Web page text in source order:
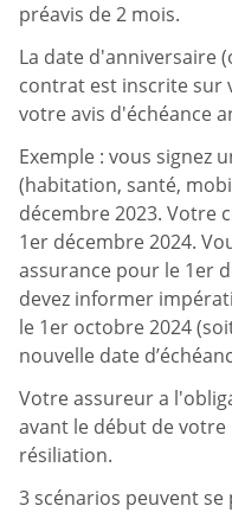
préavis de 2 mois.
La date d'anniversaire
contrat est inscrite sur
votre avis d'échéance
Exemple : vous signez
(habitation, santé,
décembre 2023. Votre
1er décembre 2024.
assurance pour le 1er
devez informer
le 1er octobre 2024
nouvelle date
Votre assureur a
avant le début de
résiliation.
3 scénarios peuvent se